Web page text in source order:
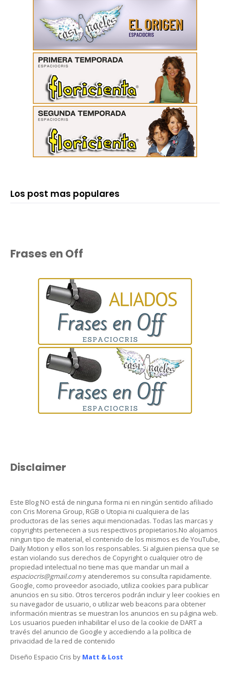
Los post mas populares
Frases en Off
Disclaimer
Este Blog NO está de ninguna forma ni en ningún sentido afiliado
con Cris Morena Group, RGB o Utopia ni cualquiera de las
productoras de las series aqui mencionadas. Todas las marcas y
copyrights pertenecen a sus respectivos propietarios.No alojamos
ningun tipo de material, el contenido de los mismos es de YouTube,
Daily Motion y ellos son los responsables. Si alguien piensa que se
estan violando sus derechos de Copyright o cualquier otro de
propiedad intelectual no tiene mas que mandar un mail a
espaciocris@gmail.comy atenderemos su consulta rapidamente.
Google, como proveedor asociado, utiliza cookies para publicar
anuncios en su sitio. Otros terceros podrán incluir y leer cookies en
su navegador de usuario, o utilizar web beacons para obtener
información mientras se muestran los anuncios en su página web.
Los usuarios pueden inhabilitar el uso de la cookie de DART a
través del anuncio de Google y accediendo a la política de
privacidad de la red de contenido
Diseño Espacio Cris by Matt & Lost